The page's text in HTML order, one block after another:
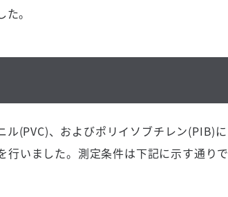
。
(PVC)、およびポリイソブチレン(PIB)に
行いました。測定条件は下記に示す通りで